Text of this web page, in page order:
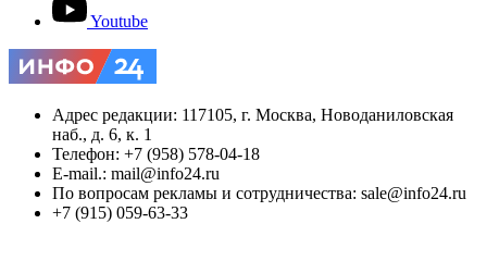
Youtube
Адрес редакции: 117105, г. Москва, Новоданиловская
наб., д. 6, к. 1
Телефон: +7 (958) 578-04-18
E-mail.: mail@info24.ru
По вопросам рекламы и сотрудничества: sale@info24.ru
+7 (915) 059-63-33